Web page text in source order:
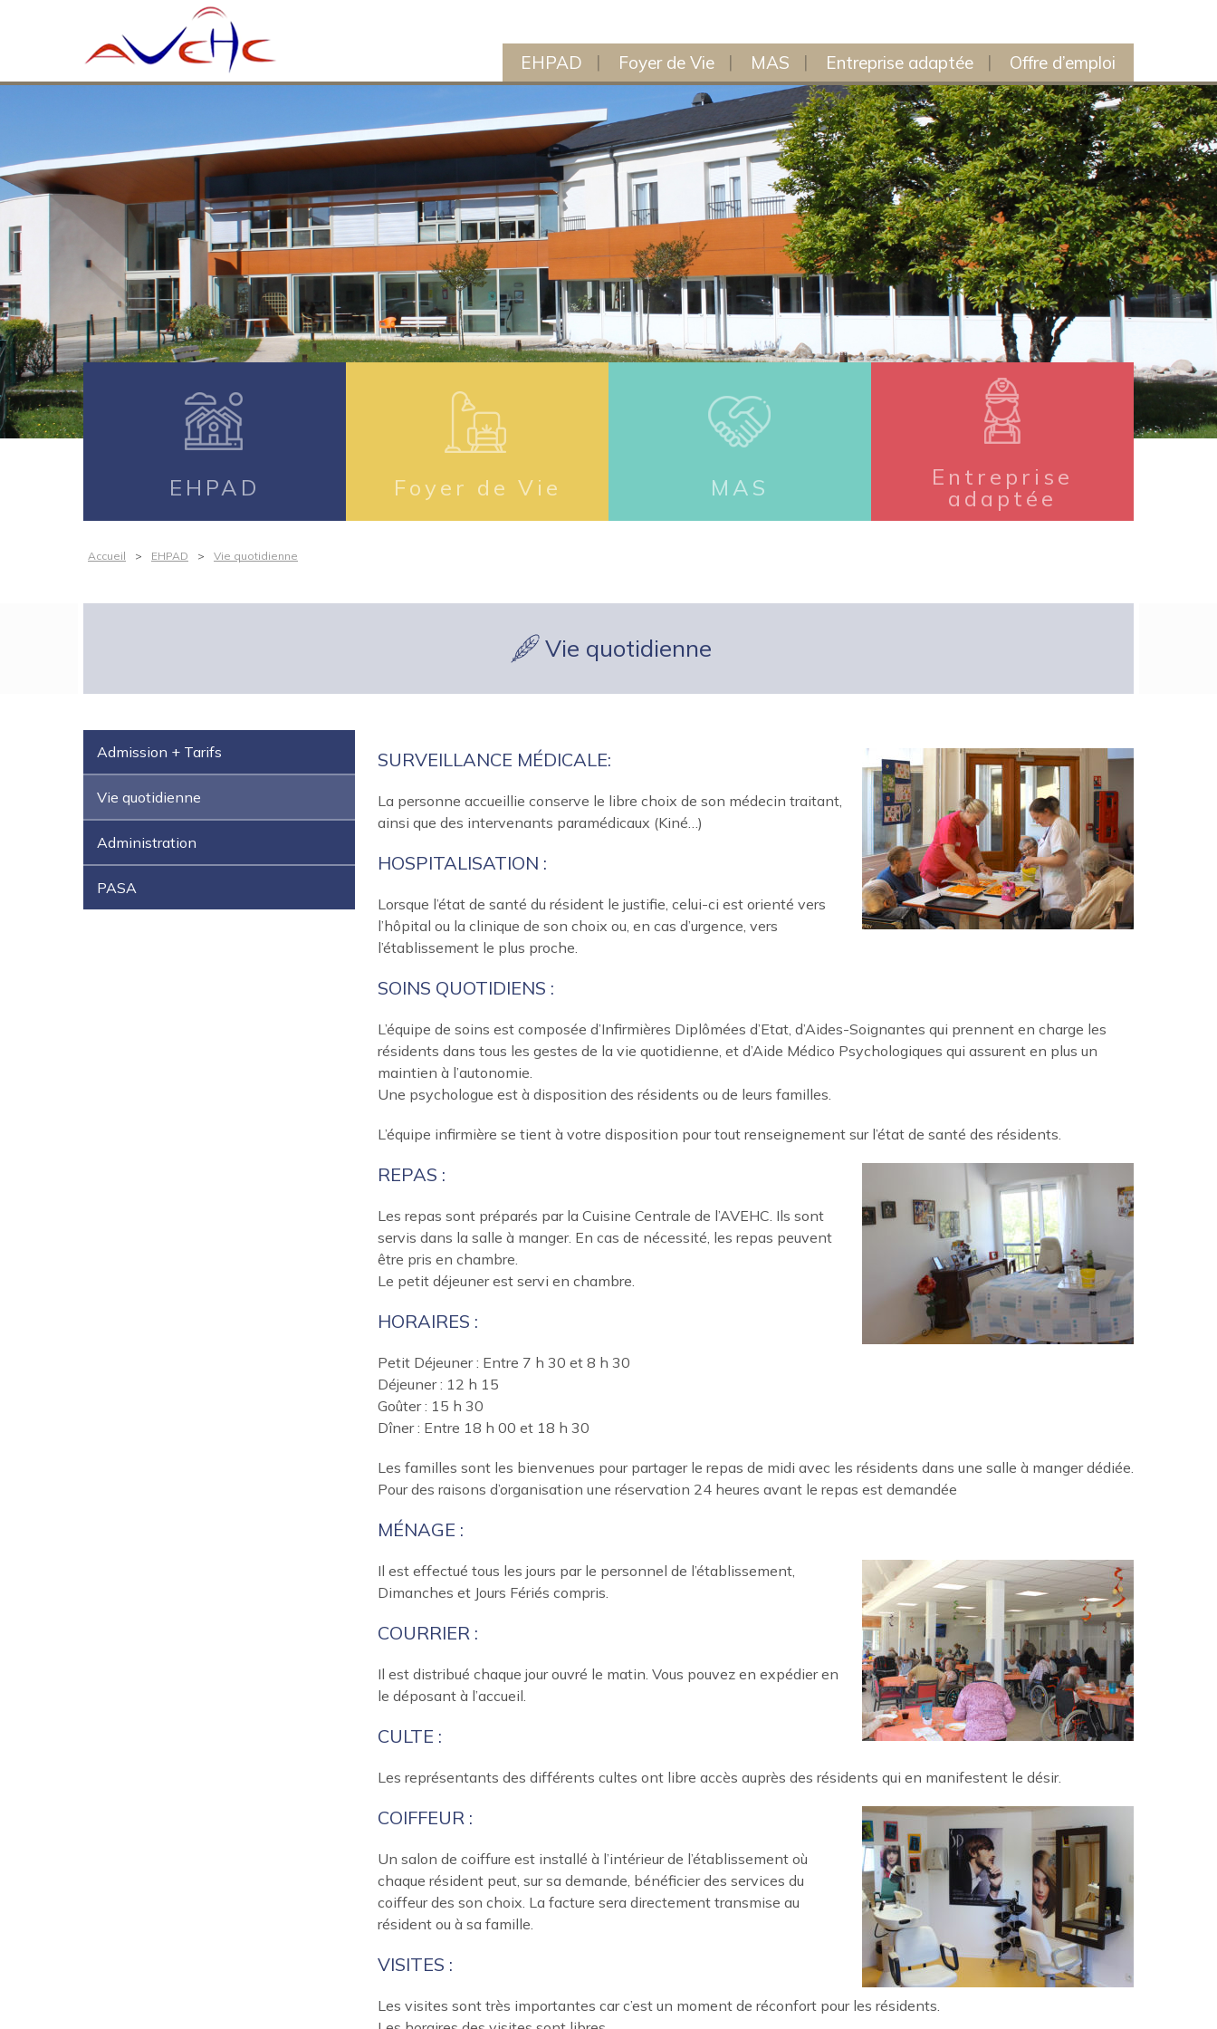
Chamberet
EHPAD Foyer de Vie MAS Entreprise adaptée Offre d’emploi
EHPAD Foyer de Vie MAS
Entreprise
adaptée
Accueil > EHPAD > Vie quotidienne
Vie quotidienne
Admission + Tarifs
Vie quotidienne
Administration
PASA
SURVEILLANCE MÉDICALE:
La personne accueillie conserve le libre choix de son médecin traitant,
ainsi que des intervenants paramédicaux (Kiné…)
HOSPITALISATION :
Lorsque l’état de santé du résident le justifie, celui-ci est orienté vers
l’hôpital ou la clinique de son choix ou, en cas d’urgence, vers
l’établissement le plus proche.
SOINS QUOTIDIENS :
L’équipe de soins est composée d’Infirmières Diplômées d’Etat, d’Aides-Soignantes qui prennent en charge les
résidents dans tous les gestes de la vie quotidienne, et d’Aide Médico Psychologiques qui assurent en plus un
maintien à l’autonomie.
Une psychologue est à disposition des résidents ou de leurs familles.
L’équipe infirmière se tient à votre disposition pour tout renseignement sur l’état de santé des résidents.
REPAS :
Les repas sont préparés par la Cuisine Centrale de l’AVEHC. Ils sont
servis dans la salle à manger. En cas de nécessité, les repas peuvent
être pris en chambre.
Le petit déjeuner est servi en chambre.
HORAIRES :
Petit Déjeuner : Entre 7 h 30 et 8 h 30
Déjeuner : 12 h 15
Goûter : 15 h 30
Dîner : Entre 18 h 00 et 18 h 30
Les familles sont les bienvenues pour partager le repas de midi avec les résidents dans une salle à manger dédiée.
Pour des raisons d’organisation une réservation 24 heures avant le repas est demandée
MÉNAGE :
Il est effectué tous les jours par le personnel de l’établissement,
Dimanches et Jours Fériés compris.
COURRIER :
Il est distribué chaque jour ouvré le matin. Vous pouvez en expédier en
le déposant à l’accueil.
CULTE :
Les représentants des différents cultes ont libre accès auprès des résidents qui en manifestent le désir.
COIFFEUR :
Un salon de coiffure est installé à l’intérieur de l’établissement où
chaque résident peut, sur sa demande, bénéficier des services du
coiffeur des son choix. La facture sera directement transmise au
résident ou à sa famille.
VISITES :
Les visites sont très importantes car c’est un moment de réconfort pour les résidents.